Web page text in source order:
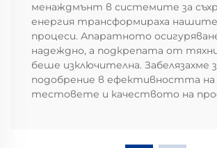
менаждмънт в системите за
енергия трансформираха
процеси. Апаратното
надеждно, а подкрепата от
беше изключителна. Забелязахме
подобрение в ефективността на
тестовете и качеството на